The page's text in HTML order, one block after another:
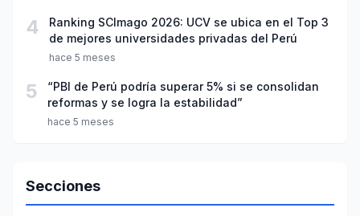
4
Ranking SCImago 2026: UCV se ubica en el Top 3
de mejores universidades privadas del Perú
hace 5 meses
5
“PBI de Perú podría superar 5% si se consolidan
reformas y se logra la estabilidad”
hace 5 meses
Secciones